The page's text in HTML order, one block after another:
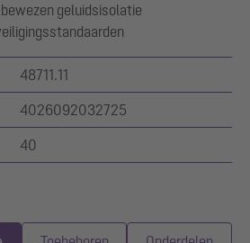
geluidsisolatie
48711.11
4026092032725
40